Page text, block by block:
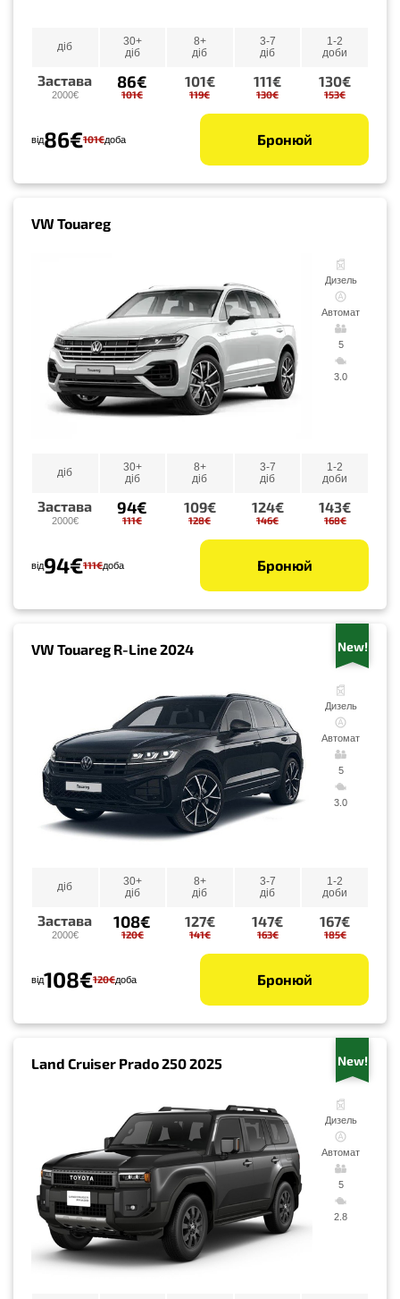
діб
30+
діб
8+
діб
3-7
діб
1-2
доби
Застава
2000€
86€
101€
101€
119€
111€
130€
130€
153€
від86€101€доба Бронюй
VW Touareg
Дизель
Автомат
5
3.0
діб
30+
діб
8+
діб
3-7
діб
1-2
доби
Застава
2000€
94€
111€
109€
128€
124€
146€
143€
168€
від94€111€доба Бронюй
VW Touareg R-Line 2024 New!
Дизель
Автомат
5
3.0
діб
30+
діб
8+
діб
3-7
діб
1-2
доби
Застава
2000€
108€
120€
127€
141€
147€
163€
167€
185€
від108€120€доба Бронюй
Land Cruiser Prado 250 2025 New!
Дизель
Автомат
5
2.8